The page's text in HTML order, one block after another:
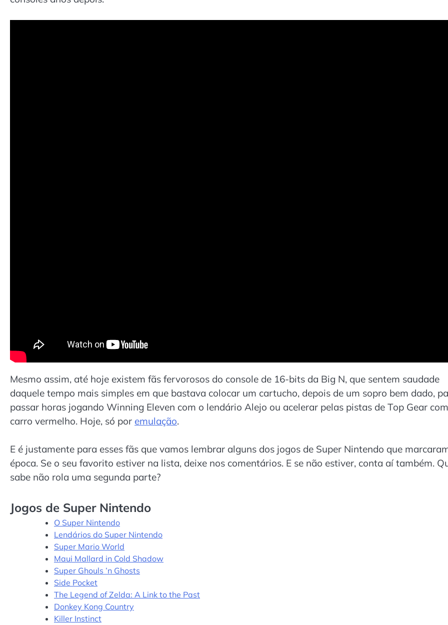
Mesmo assim, até hoje existem fãs fervorosos do console de 16-bits da Big N, que sentem saudade
daquele tempo mais simples em que bastava colocar um cartucho, depois de um sopro bem dado,
passar horas jogando Winning Eleven com o lendário Alejo ou acelerar pelas pistas de Top Gear
carro vermelho. Hoje, só por emulação.
E é justamente para esses fãs que vamos lembrar alguns dos jogos de Super Nintendo que
época. Se o seu favorito estiver na lista, deixe nos comentários. E se não estiver, conta aí também.
sabe não rola uma segunda parte?
Jogos de Super Nintendo
O Super Nintendo
Lendários do Super Nintendo
Super Mario World
Maui Mallard in Cold Shadow
Super Ghouls ’n Ghosts
Side Pocket
The Legend of Zelda: A Link to the Past
Donkey Kong Country
Killer Instinct